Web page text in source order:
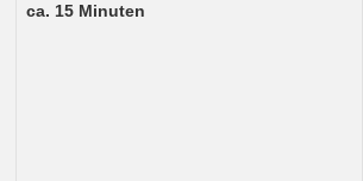
ca. 15 Minuten